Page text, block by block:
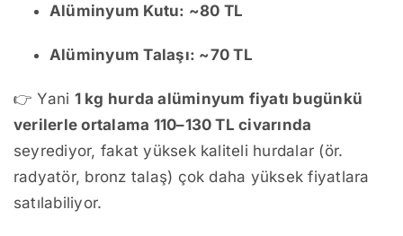
Alüminyum Kutu: ~80 TL
Alüminyum Talaşı: ~70 TL
👉 Yani 1 kg hurda alüminyum fiyatı bugünkü
verilerle ortalama 110–130 TL civarında
seyrediyor, fakat yüksek kaliteli hurdalar (ör.
radyatör, bronz talaş) çok daha yüksek fiyatlara
satılabiliyor.